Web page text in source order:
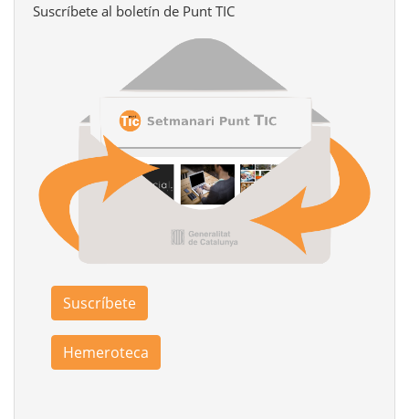
Suscríbete al boletín de Punt TIC
Suscríbete
Hemeroteca